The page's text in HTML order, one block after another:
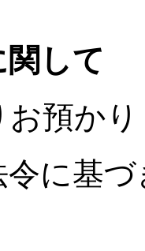
して
お預か
令に基